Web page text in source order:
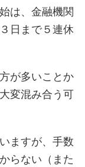
は、金融機関
日まで５連休
が多いことか
変混み合う可
ますが、手数
らない（また